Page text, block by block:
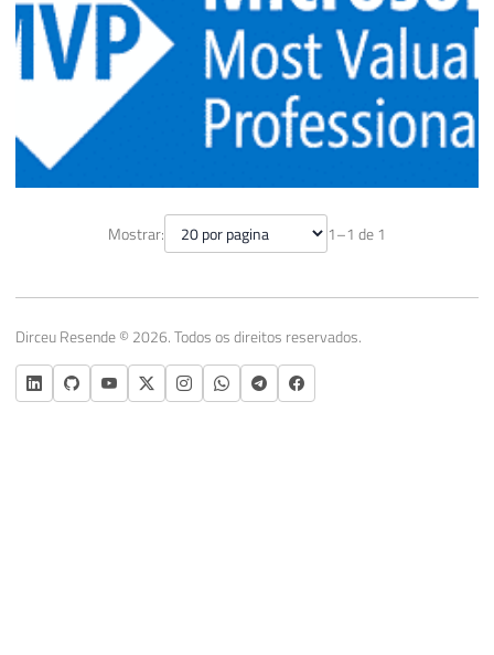
Congratulations 2018-2019 Microsoft
Mostrar: 1–1 de 1
Dirceu Resende © 2026. Todos os direitos reservados.